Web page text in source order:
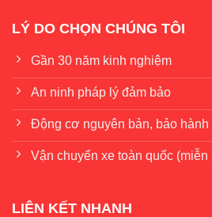
LÝ DO CHỌN CHÚNG TÔI
Gần 30 năm kinh nghiệm
An ninh pháp lý đảm bảo
Động cơ nguyên bản, bảo hành
Vận chuyển xe toàn quốc
LIÊN KẾT NHANH